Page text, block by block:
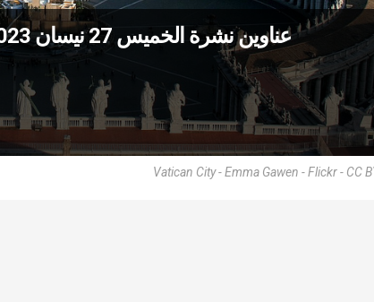
عناوين نشرة الخميس 27 نيسان 2023: الصلاة والتأمّل على مثال تلميذي عماوس
Vatican City - Emma Gawen - Flickr - CC